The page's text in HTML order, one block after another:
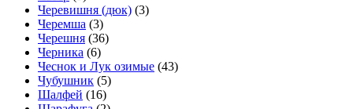
Черевишня (дюк) (3)
Черемша (3)
Черешня (36)
Черника (6)
Чеснок и Лук озимые (43)
Чубушник (5)
Шалфей (16)